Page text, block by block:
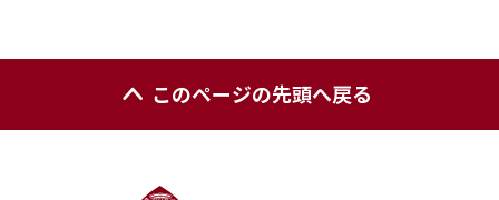
このページの先頭へ戻る